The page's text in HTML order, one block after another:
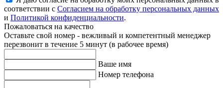
соответствии с Согласием на обработку персональных данных
и Политикой конфиденциальности.
Пожаловаться на качество
Оставьте свой номер - вежливый и компетентный менеджер
перезвонит в течение 5 минут (в рабочее время)
Ваше имя
Номер телефона